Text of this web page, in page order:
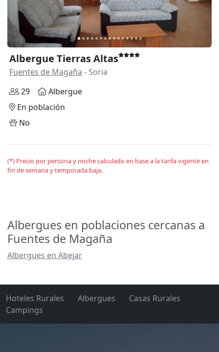
Albergue Tierras Altas
Fuentes de Magaña - Soria
29
Albergue
En población
No
(*) Precio por persona y noche calculado en base a la tarifa vigente en
fin de semana y temporada baja.
Albergues en poblaciones cercanas a
Fuentes de Magaña
Albergues en Abejar
Hoteles Rurales Albergues
Casas Rurales
Campings